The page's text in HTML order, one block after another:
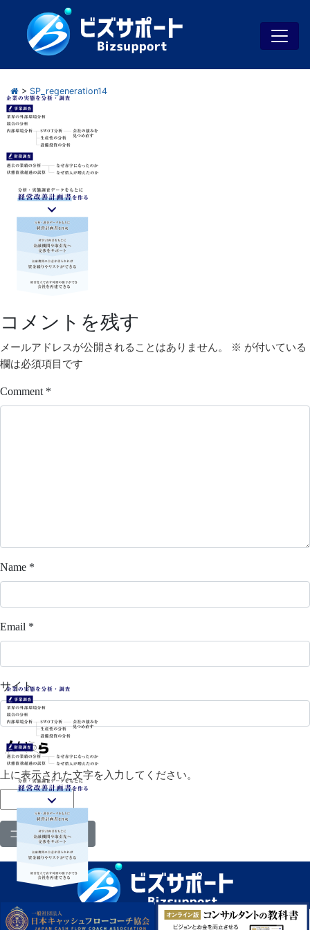
> SP_regeneration14
コメントを残す
メールアドレスが公開されることはありません。 ※ が付いている
欄は必須項目です
Comment *
Name *
Email *
サイト
上に表示された文字を入力してください。